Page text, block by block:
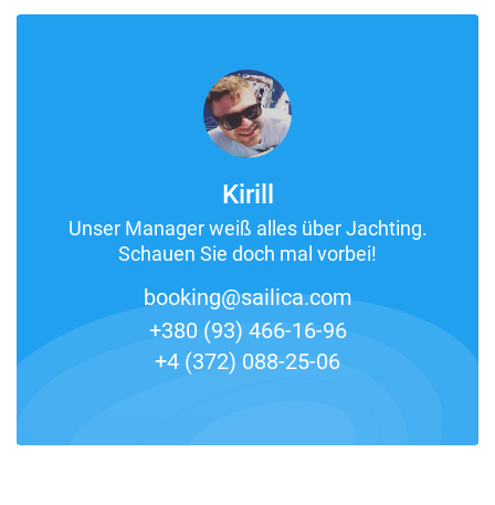
Kirill
Unser Manager weiß alles über Jachting.
Schauen Sie doch mal vorbei!
booking@sailica.com
+380 (93) 466-16-96
+4 (372) 088-25-06